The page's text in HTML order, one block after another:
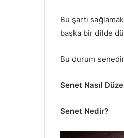
Bu şartı
başka bir dilde
Bu durum
Senet Nasıl
Senet Nedir?